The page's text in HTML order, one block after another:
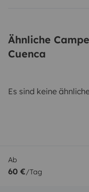
Ähnliche
Cuenca
Es sind keine
Ab
60 €/Tag